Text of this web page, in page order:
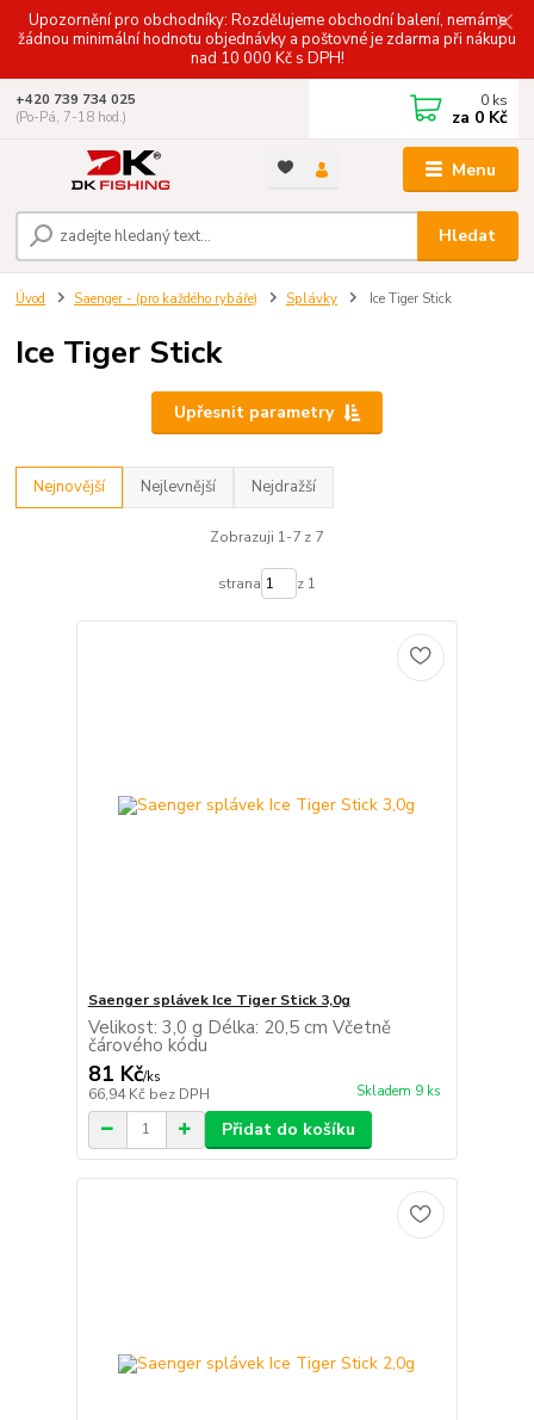
Upozornění pro obchodníky: Rozdělujeme obchodní balení, nemáme
žádnou minimální hodnotu objednávky a poštovné je zdarma při nákupu
nad 10 000 Kč s DPH!
Menu
Hledat
+420 739 734 025
(Po-Pá, 7-18 hod.)
0 ks
za 0 Kč
Úvod Saenger - (pro každého rybáře) Splávky Ice Tiger Stick
Ice Tiger Stick
Upřesnit parametry
Nejnovější Nejlevnější Nejdražší
Zobrazuji 1-7 z 7
strana z 1
Saenger splávek Ice Tiger Stick 3,0g
Velikost: 3,0 g Délka: 20,5 cm Včetně
čárového kódu
81 Kč/ks
66,94 Kč bez DPH Skladem 9 ks
Přidat do košíku